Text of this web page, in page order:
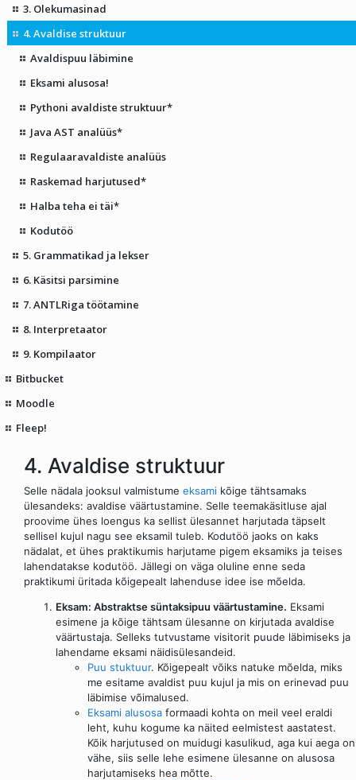
3. Olekumasinad
4. Avaldise struktuur
Avaldispuu läbimine
Eksami alusosa!
Pythoni avaldiste struktuur*
Java AST analüüs*
Regulaaravaldiste analüüs
Raskemad harjutused*
Halba teha ei täi*
Kodutöö
5. Grammatikad ja lekser
6. Käsitsi parsimine
7. ANTLRiga töötamine
8. Interpretaator
9. Kompilaator
Bitbucket
Moodle
Fleep!
4. Avaldise struktuur
Selle nädala jooksul valmistume eksami kõige tähtsamaks
ülesandeks: avaldise väärtustamine. Selle teemakäsitluse ajal
proovime ühes loengus ka sellist ülesannet harjutada täpselt
sellisel kujul nagu see eksamil tuleb. Kodutöö jaoks on kaks
nädalat, et ühes praktikumis harjutame pigem eksamiks ja teises
lahendatakse kodutöö. Jällegi on väga oluline enne seda
praktikumi üritada kõigepealt lahenduse idee ise mõelda.
Eksam: Abstraktse süntaksipuu väärtustamine. Eksami
esimene ja kõige tähtsam ülesanne on kirjutada avaldise
väärtustaja. Selleks tutvustame visitorit puude läbimiseks ja
lahendame eksami näidisülesandeid.
Puu stuktuur. Kõigepealt võiks natuke mõelda, miks
me esitame avaldist puu kujul ja mis on erinevad puu
läbimise võimalused.
Eksami alusosa formaadi kohta on meil veel eraldi
leht, kuhu kogume ka näited eelmistest aastatest.
Kõik harjutused on muidugi kasulikud, aga kui aega on
vähe, siis selle lehe esimene ülesanne on alusosa
harjutamiseks hea mõtte.